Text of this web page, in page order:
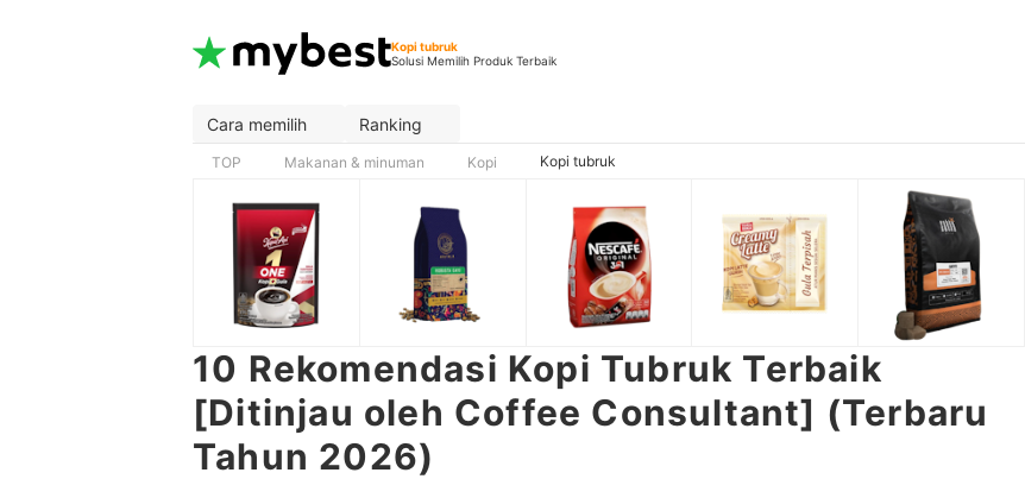
Kopi tubruk
Solusi Memilih Produk Terbaik
Cara memilih Ranking
TOP Makanan & minuman Kopi Kopi tubruk
10 Rekomendasi Kopi Tubruk Terbaik
[Ditinjau oleh Coffee Consultant] (Terbaru
Tahun 2026)